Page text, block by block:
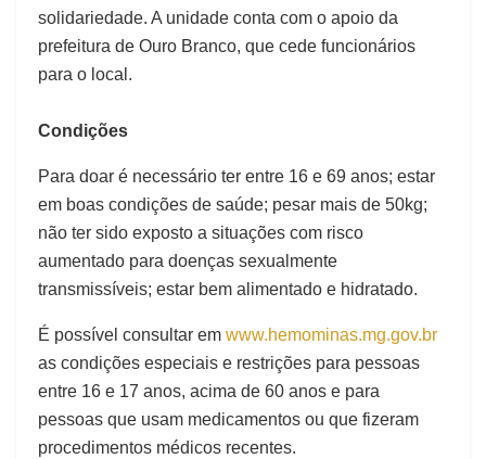
solidariedade. A unidade conta com o apoio da
prefeitura de Ouro Branco, que cede funcionários
para o local.
Condições
Para doar é necessário ter entre 16 e 69 anos; estar
em boas condições de saúde; pesar mais de 50kg;
não ter sido exposto a situações com risco
aumentado para doenças sexualmente
transmissíveis; estar bem alimentado e hidratado.
É possível consultar em www.hemominas.mg.gov.br
as condições especiais e restrições para pessoas
entre 16 e 17 anos, acima de 60 anos e para
pessoas que usam medicamentos ou que fizeram
procedimentos médicos recentes.